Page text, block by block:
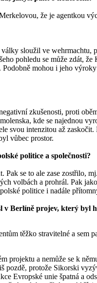
že je agentkou
sloužil ve wehrmachtu,
pohledu se může zdát,
mohou i jeho
zkušenosti, proti
kde se najednou
svou intenzitou až
vůbec prostor.
politice a společnosti?
Pak se to ale zase zostřilo,
volbách a prohrál. Pak
politice i nadále
Berlíně projev, který byl
těžko stravitelné a sem
projektu a nemůže se k
protože Sikorski
Evropské unie špatná a